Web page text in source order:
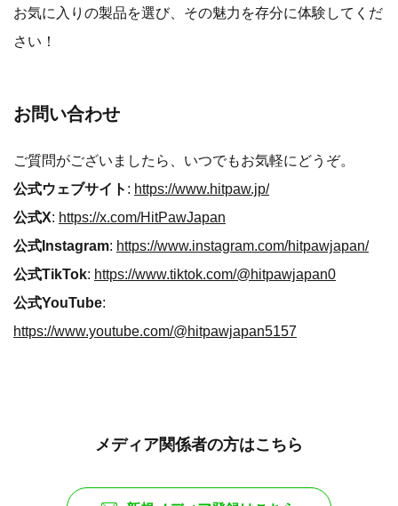
お気に入りの製品を選び、その魅力を存分に体験してくだ
さい！
お問い合わせ
ご質問がございましたら、いつでもお気軽にどうぞ。
公式ウェブサイト : https://www.hitpaw.jp/
公式X: https://x.com/HitPawJapan
公式Instagram: https://www.instagram.com/hitpawjapan/
公式TikTok: https://www.tiktok.com/@hitpawjapan0
公式YouTube:
https://www.youtube.com/@hitpawjapan5157
メディア関係者の方はこちら